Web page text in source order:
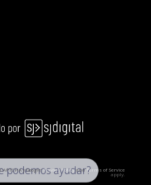
podemos ayudar?
y Google:Privacy PolicyandTerms of Service
apply.